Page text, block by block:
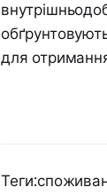
для